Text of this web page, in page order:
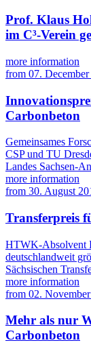
Prof. Klaus
im C³-Verein
more information
from 07.
Carbonbeton
Gemeinsames
CSP und TU
Landes Sachsen-
more information
from 30. August
Transferpreis
HTWK-Absolvent
deutschlandweit
Sächsischen
more information
from 02.
Mehr als nur
Carbonbeton